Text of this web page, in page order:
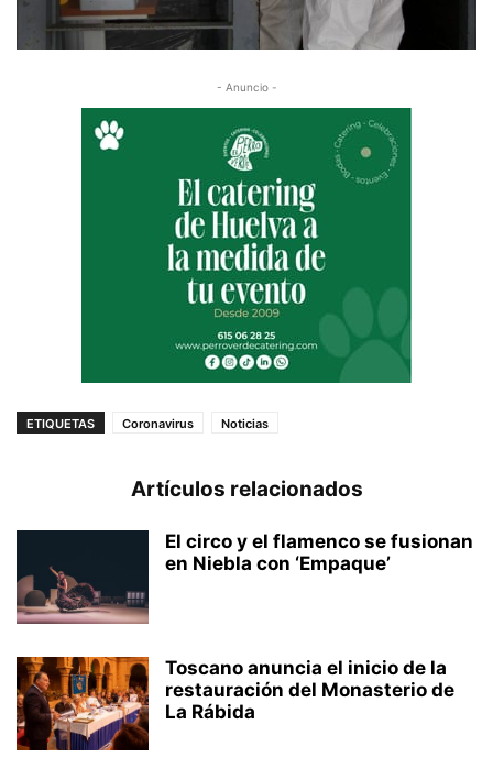
- Anuncio -
ETIQUETAS Coronavirus Noticias
Artículos relacionados
El circo y el flamenco se fusionan
en Niebla con ‘Empaque’
Toscano anuncia el inicio de la
restauración del Monasterio de
La Rábida